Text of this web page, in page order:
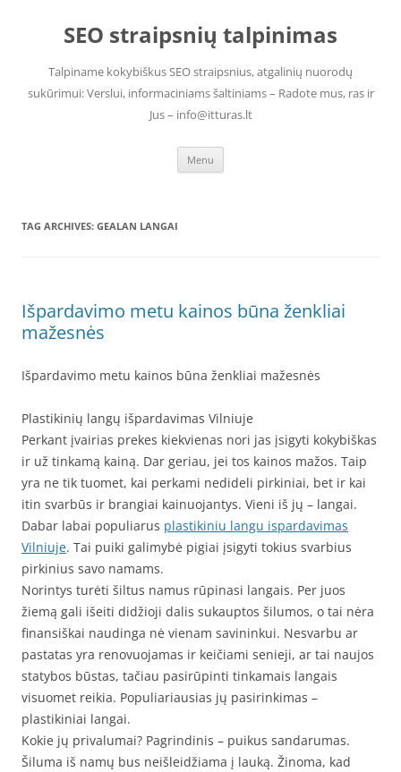
contentSEO straipsnių talpinimas
Talpiname kokybiškus SEO straipsnius, atgalinių nuorodų
sukūrimui: Verslui, informaciniams šaltiniams – Radote mus, ras ir
Jus – info@itturas.lt
Menu
TAG ARCHIVES: GEALAN LANGAI
Išpardavimo metu kainos būna ženkliai
mažesnės
Išpardavimo metu kainos būna ženkliai mažesnės
Plastikinių langų išpardavimas Vilniuje
Perkant įvairias prekes kiekvienas nori jas įsigyti kokybiškas
ir už tinkamą kainą. Dar geriau, jei tos kainos mažos. Taip
yra ne tik tuomet, kai perkami nedideli pirkiniai, bet ir kai
itin svarbūs ir brangiai kainuojantys. Vieni iš jų – langai.
Dabar labai populiarus plastikiniu langu ispardavimas
Vilniuje. Tai puiki galimybė pigiai įsigyti tokius svarbius
pirkinius savo namams.
Norintys turėti šiltus namus rūpinasi langais. Per juos
žiemą gali išeiti didžioji dalis sukauptos šilumos, o tai nėra
finansiškai naudinga nė vienam savininkui. Nesvarbu ar
pastatas yra renovuojamas ir keičiami senieji, ar tai naujos
statybos būstas, tačiau pasirūpinti tinkamais langais
visuomet reikia. Populiariausias jų pasirinkimas –
plastikiniai langai.
Kokie jų privalumai? Pagrindinis – puikus sandarumas.
Šiluma iš namų bus neišleidžiama į lauką. Žinoma, kad